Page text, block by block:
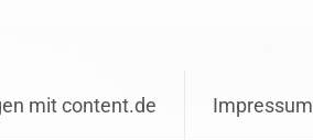
mit content.de Impressum